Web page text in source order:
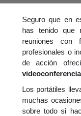
Seguro que en
has tenido que
reuniones con
profesionales o
de acción
videoconferencia
Los portátiles
muchas
sobre todo si